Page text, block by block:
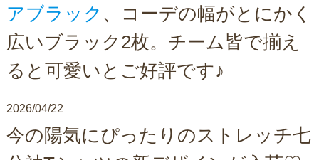
アブラック 、コーデの幅がとにかく
広いブラック2枚。チーム皆で揃え
ると可愛いとご好評です♪
2026/04/22
今の陽気にぴったりのストレッチ七